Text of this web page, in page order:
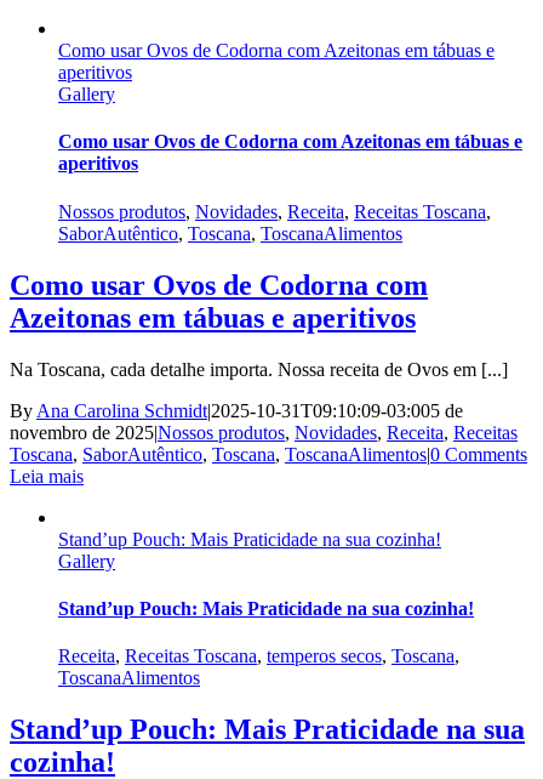
Como usar Ovos de Codorna com Azeitonas em tábuas e
aperitivos
Gallery
Como usar Ovos de Codorna com Azeitonas em tábuas e
aperitivos
Nossos produtos, Novidades, Receita, Receitas Toscana,
SaborAutêntico, Toscana, ToscanaAlimentos
Como usar Ovos de Codorna com
Azeitonas em tábuas e aperitivos
Na Toscana, cada detalhe importa. Nossa receita de Ovos em [...]
By Ana Carolina Schmidt|2025-10-31T09:10:09-03:005 de
novembro de 2025|Nossos produtos, Novidades, Receita, Receitas
Toscana, SaborAutêntico, Toscana, ToscanaAlimentos|0 Comments
Leia mais
Stand’up Pouch: Mais Praticidade na sua cozinha!
Gallery
Stand’up Pouch: Mais Praticidade na sua cozinha!
Receita, Receitas Toscana, temperos secos, Toscana,
ToscanaAlimentos
Stand’up Pouch: Mais Praticidade na sua
cozinha!